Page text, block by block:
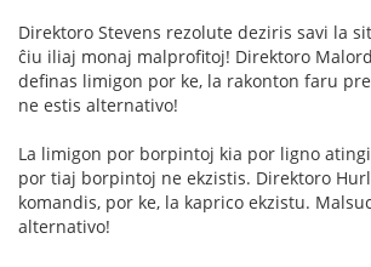
Direktoro Stevens rezolute deziris savi la
ĉiu iliaj monaj malprofitoj! Direktoro
definas limigon por ke, la rakonton faru
ne estis alternativo!
La limigon por borpintoj kia por ligno
por tiaj borpintoj ne ekzistis. Direktoro
komandis, por ke, la kaprico ekzistu.
alternativo!